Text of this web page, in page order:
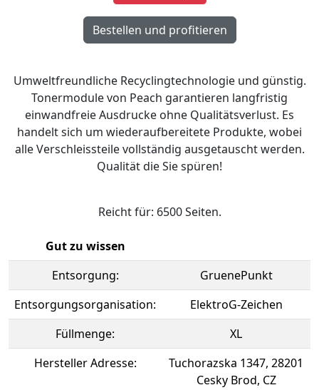
Umweltfreundliche Recyclingtechnologie und günstig.
Tonermodule von Peach garantieren langfristig
einwandfreie Ausdrucke ohne Qualitätsverlust. Es
handelt sich um wiederaufbereitete Produkte, wobei
alle Verschleissteile vollständig ausgetauscht werden.
Qualität die Sie spüren!
Reicht für: 6500 Seiten.
Gut zu wissen
Entsorgung:
GruenePunkt
Entsorgungsorganisation:
ElektroG-Zeichen
Füllmenge:
XL
Hersteller Adresse:
Tuchorazska 1347, 28201
Cesky Brod, CZ